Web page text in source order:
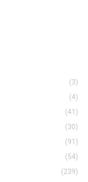
(3)
(4)
(41)
(30)
(91)
(54)
(239)